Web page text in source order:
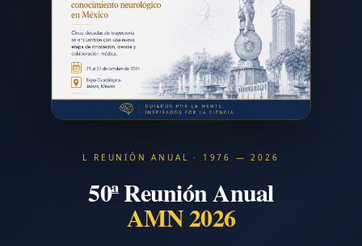
L REUNIÓN ANUAL · 1976 — 2026
50ª Reunión Anual
AMN 2026